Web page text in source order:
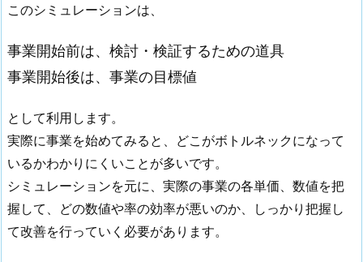
このシミュレーションは、
事業開始前は、検討・検証するための道具
事業開始後は、事業の目標値
として利用します。
実際に事業を始めてみると、どこがボトルネックになって
いるかわかりにくいことが多いです。
シミュレーションを元に、実際の事業の各単価、数値を把
握して、どの数値や率の効率が悪いのか、しっかり把握し
て改善を行っていく必要があります。